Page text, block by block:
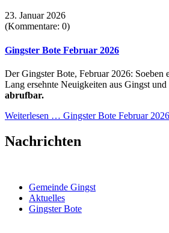
23. Januar 2026
(Kommentare: 0)
Gingster Bote Februar 2026
Der Gingster Bote, Februar 2026: Soeben
Lang ersehnte Neuigkeiten aus Gingst
abrufbar.
Weiterlesen … Gingster Bote Februar 2026
Nachrichten
Gemeinde Gingst
Aktuelles
Gingster Bote